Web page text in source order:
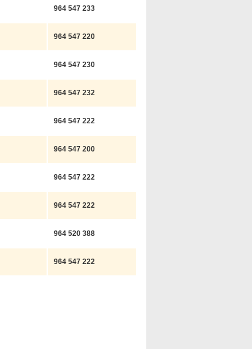
964 547 233
964 547 220
964 547 230
964 547 232
964 547 222
964 547 200
964 547 222
964 547 222
964 520 388
964 547 222